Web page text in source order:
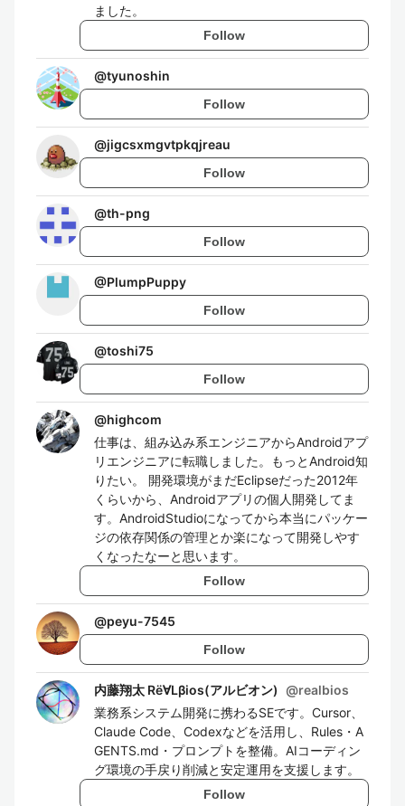
ました。
Follow
@tyunoshin
Follow
@jigcsxmgvtpkqjreau
Follow
@th-png
Follow
@PlumpPuppy
Follow
@toshi75
Follow
@highcom
仕事は、組み込み系エンジニアからAndroidアプ
リエンジニアに転職しました。もっとAndroid知
りたい。 開発環境がまだEclipseだった2012年
くらいから、Androidアプリの個人開発してま
す。AndroidStudioになってから本当にパッケー
ジの依存関係の管理とか楽になって開発しやす
くなったなーと思います。
Follow
@peyu-7545
Follow
内藤翔太 Rё∀Lβios(アルビオン) @realbios
業務系システム開発に携わるSEです。Cursor、
Claude Code、Codexなどを活用し、Rules・A
GENTS.md・プロンプトを整備。AIコーディン
グ環境の手戻り削減と安定運用を支援します。
Follow